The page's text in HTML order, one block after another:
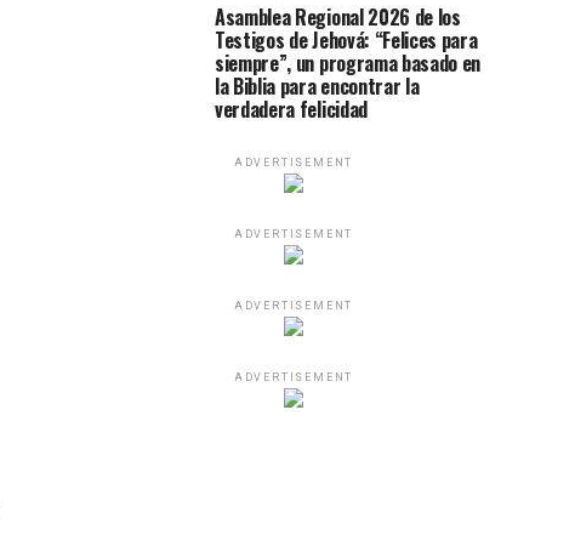
Asamblea Regional 2026 de los
Testigos de Jehová: “Felices para
siempre”, un programa basado en
la Biblia para encontrar la
verdadera felicidad
ADVERTISEMENT
ADVERTISEMENT
ADVERTISEMENT
ADVERTISEMENT